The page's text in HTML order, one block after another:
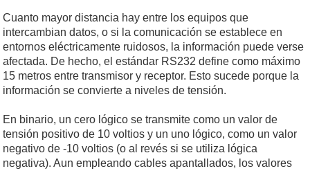
Cuanto mayor distancia hay entre los equipos que
intercambian datos, o si la comunicación se establece en
entornos eléctricamente ruidosos, la información puede verse
afectada. De hecho, el estándar RS232 define como máximo
15 metros entre transmisor y receptor. Esto sucede porque la
información se convierte a niveles de tensión.
En binario, un cero lógico se transmite como un valor de
tensión positivo de 10 voltios y un uno lógico, como un valor
negativo de -10 voltios (o al revés si se utiliza lógica
negativa). Aun empleando cables apantallados, los valores